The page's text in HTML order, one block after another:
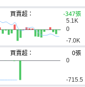
買賣超： -347張
買賣超： 0張